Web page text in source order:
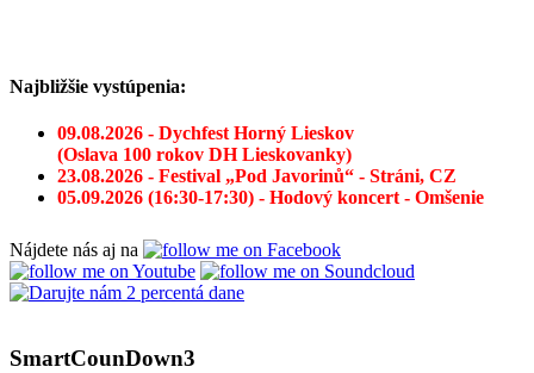
Najbližšie vystúpenia:
09.08.2026 - Dychfest Horný Lieskov
(Oslava 100 rokov DH Lieskovanky)
23.08.2026 - Festival „Pod Javorinů“ - Stráni, CZ
05.09.2026 (16:30-17:30) - Hodový koncert - Omšenie
Nájdete nás aj na
SmartCounDown3